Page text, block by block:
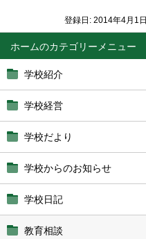
ホーム
学校紹介
学校経営
学校だより
学校からのお知らせ
学校日記
教育相談
登録日: 2014年4月1日